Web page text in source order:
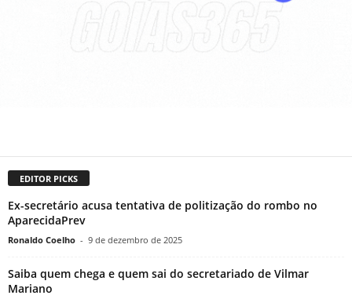
EDITOR PICKS
Ex-secretário acusa tentativa de politização do rombo no
AparecidaPrev
Ronaldo Coelho - 9 de dezembro de 2025
Saiba quem chega e quem sai do secretariado de Vilmar
Mariano